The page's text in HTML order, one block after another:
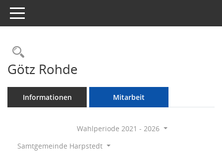
Toggle navigation
Rechercheauswahl
Götz Rohde
Informationen Mitarbeit
Wahlperiode 2021 - 2026
Samtgemeinde Harpstedt